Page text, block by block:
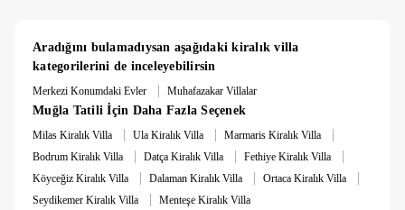
Aradığını bulamadıysan aşağıdaki kiralık villa
kategorilerini de inceleyebilirsin
Merkezi Konumdaki Evler | Muhafazakar Villalar
Muğla Tatili İçin Daha Fazla Seçenek
Milas Kiralık Villa | Ula Kiralık Villa | Marmaris Kiralık Villa |
Bodrum Kiralık Villa | Datça Kiralık Villa | Fethiye Kiralık Villa |
Köyceğiz Kiralık Villa | Dalaman Kiralık Villa | Ortaca Kiralık Villa |
Seydikemer Kiralık Villa | Menteşe Kiralık Villa